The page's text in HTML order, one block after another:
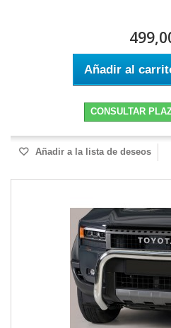
Añadir al
CONSULTAR
Añadir a la lista de deseos